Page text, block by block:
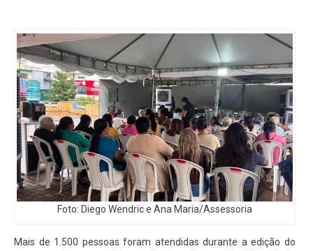
Foto: Diego Wendric e Ana Maria/Assessoria
Mais de 1.500 pessoas foram atendidas durante a edição do